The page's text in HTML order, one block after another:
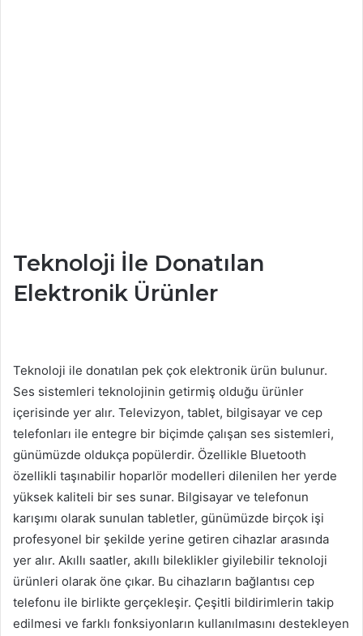
Teknoloji İle Donatılan
Elektronik Ürünler
Teknoloji ile donatılan pek çok elektronik ürün bulunur.
Ses sistemleri teknolojinin getirmiş olduğu ürünler
içerisinde yer alır. Televizyon, tablet, bilgisayar ve cep
telefonları ile entegre bir biçimde çalışan ses sistemleri,
günümüzde oldukça popülerdir. Özellikle Bluetooth
özellikli taşınabilir hoparlör modelleri dilenilen her yerde
yüksek kaliteli bir ses sunar. Bilgisayar ve telefonun
karışımı olarak sunulan tabletler, günümüzde birçok işi
profesyonel bir şekilde yerine getiren cihazlar arasında
yer alır. Akıllı saatler, akıllı bileklikler giyilebilir teknoloji
ürünleri olarak öne çıkar. Bu cihazların bağlantısı cep
telefonu ile birlikte gerçekleşir. Çeşitli bildirimlerin takip
edilmesi ve farklı fonksiyonların kullanılmasını destekleyen